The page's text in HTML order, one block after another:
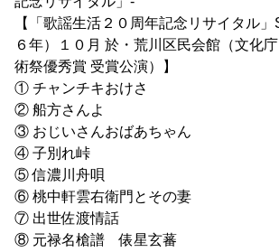
【「歌謡生活２０周年記念リサイタル
６年）１０月 於・荒川区民会館（文化
術祭優秀賞 受賞公演）】
① チャンチキおけさ
② 船方さんよ
③ おじいさんおばあちゃん
④ 子別れ峠
⑤ 信濃川舟唄
⑥ 桃中軒雲右衛門とその妻
⑦ 出世佐渡情話
⑧ 元禄名槍譜 俵星玄蕃